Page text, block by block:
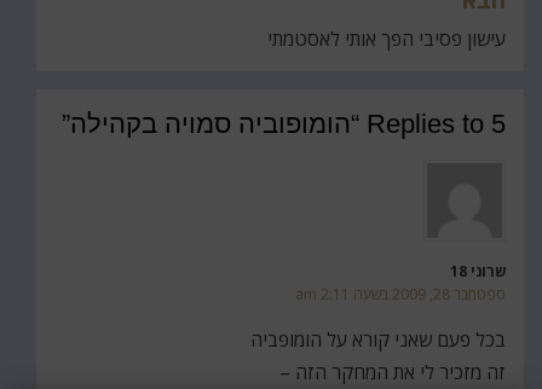
עישון פסיבי הפך אותי לאסטמתי
5 Replies to “הומופוביה סמויה בקהילה”
שרוני 18
ספטמבר 28, 2009 בשעה 2:11 am
בכל פעם שאני קורא על הומופביה
זה מזכיר לי את המחקר הזה –